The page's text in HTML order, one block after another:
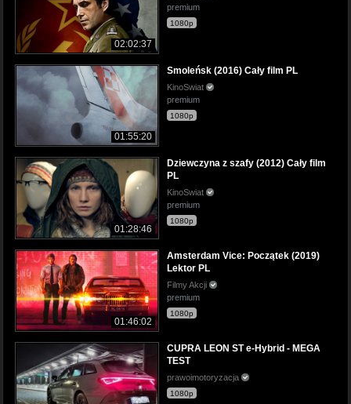
02:02:37
premium
1080p
01:55:20
Smoleńsk (2016) Cały film PL
KinoSwiat
premium
1080p
01:28:46
Dziewczyna z szafy (2012) Cały film
PL
KinoSwiat
premium
1080p
01:46:02
Amsterdam Vice: Początek (2019)
Lektor PL
Filmy Akcji
premium
1080p
CUPRA LEON ST e-Hybrid - MEGA
TEST
prawoimotoryzacja
1080p